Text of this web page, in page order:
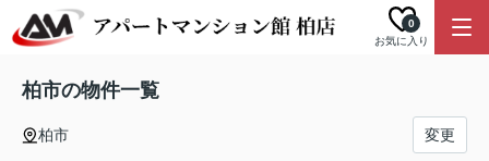
お気に入り
0
柏市の物件一覧
柏市 変更